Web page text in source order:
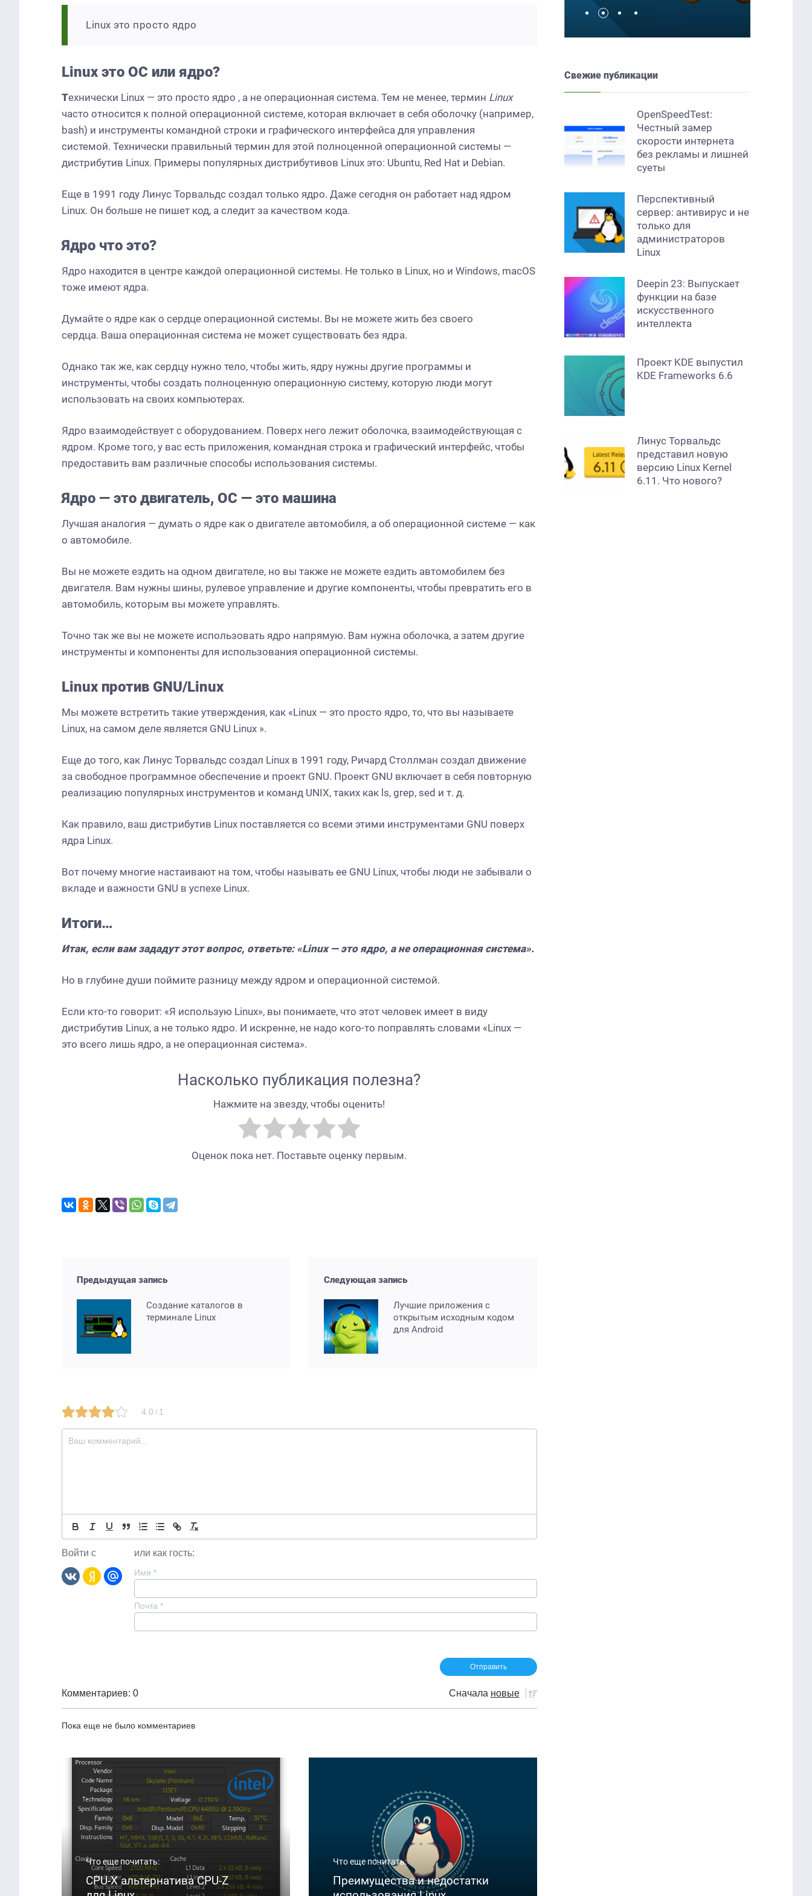
Linux это просто ядро
Linux это ОС или ядро?
Технически Linux — это просто ядро , а не операционная система. Тем не менее, термин Linux
часто относится к полной операционной системе, которая включает в себя оболочку (например,
bash) и инструменты командной строки и графического интерфейса для управления
системой. Технически правильный термин для этой полноценной операционной системы —
дистрибутив Linux. Примеры популярных дистрибутивов Linux это: Ubuntu, Red Hat и Debian.
Еще в 1991 году Линус Торвальдс создал только ядро. Даже сегодня он работает над ядром
Linux. Он больше не пишет код, а следит за качеством кода.
Ядро что это?
Ядро находится в центре каждой операционной системы. Не только в Linux, но и Windows, macOS
тоже имеют ядра.
Думайте о ядре как о сердце операционной системы. Вы не можете жить без своего
сердца. Ваша операционная система не может существовать без ядра.
Однако так же, как сердцу нужно тело, чтобы жить, ядру нужны другие программы и
инструменты, чтобы создать полноценную операционную систему, которую люди могут
использовать на своих компьютерах.
Ядро взаимодействует с оборудованием. Поверх него лежит оболочка, взаимодействующая с
ядром. Кроме того, у вас есть приложения, командная строка и графический интерфейс, чтобы
предоставить вам различные способы использования системы.
Ядро — это двигатель, ОС — это машина
Лучшая аналогия — думать о ядре как о двигателе автомобиля, а об операционной системе — как
о автомобиле.
Вы не можете ездить на одном двигателе, но вы также не можете ездить автомобилем без
двигателя. Вам нужны шины, рулевое управление и другие компоненты, чтобы превратить его в
автомобиль, которым вы можете управлять.
Точно так же вы не можете использовать ядро ​​напрямую. Вам нужна оболочка, а затем другие
инструменты и компоненты для использования операционной системы.
Linux против GNU/Linux
Мы можете встретить такие утверждения, как «Linux — это просто ядро, то, что вы называете
Linux, на самом деле является GNU Linux ».
Еще до того, как Линус Торвальдс создал Linux в 1991 году, Ричард Столлман создал движение
за свободное программное обеспечение и проект GNU. Проект GNU включает в себя повторную
реализацию популярных инструментов и команд UNIX, таких как ls, grep, sed и т. д.
Как правило, ваш дистрибутив Linux поставляется со всеми этими инструментами GNU поверх
ядра Linux.
Вот почему многие настаивают на том, чтобы называть ее GNU Linux, чтобы люди не забывали о
вкладе и важности GNU в успехе Linux.
Итоги…
Итак, если вам зададут этот вопрос, ответьте: «Linux — это ядро, а не операционная система».
Но в глубине души поймите разницу между ядром и операционной системой.
Если кто-то говорит: «Я использую Linux», вы понимаете, что этот человек имеет в виду
дистрибутив Linux, а не только ядро. И искренне, не надо кого-то поправлять словами «Linux —
это всего лишь ядро, а не операционная система».
Насколько публикация полезна?
Нажмите на звезду, чтобы оценить!
Оценок пока нет. Поставьте оценку первым.
Предыдущая запись
Создание каталогов в
терминале Linux
Следующая запись
Лучшие приложения с
открытым исходным кодом
для Android
4.0 / 1
Войти с или как гость:
Имя *
Почта *
Комментариев: 0 Сначала новые
Пока еще не было комментариев
Что еще почитать:
CPU-X альтернатива CPU-Z
Что еще почитать:
Преимущества и недостатки
Свежие публикации
OpenSpeedTest:
Честный замер
скорости интернета
без рекламы и лишней
суеты
Перспективный
сервер: антивирус и не
только для
администраторов
Linux
Deepin 23: Выпускает
функции на базе
искусственного
интеллекта
Проект KDE выпустил
KDE Frameworks 6.6
Линус Торвальдс
представил новую
версию Linux Kernel
6.11. Что нового?